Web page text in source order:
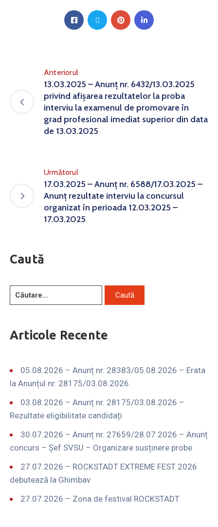
Anteriorul
13.03.2025 – Anunț nr. 6432/13.03.2025
privind afișarea rezultatelor la proba
interviu la examenul de promovare în
grad profesional imediat superior din data
de 13.03.2025
Următorul
17.03.2025 – Anunț nr. 6588/17.03.2025 –
Anunț rezultate interviu la concursul
organizat în perioada 12.03.2025 –
17.03.2025
Caută
Articole Recente
05.08.2026 – Anunț nr. 28383/05.08.2026 – Erata
la Anunțul nr. 28175/03.08.2026
03.08.2026 – Anunț nr. 28175/03.08.2026 –
Rezultate eligibilitate candidați
30.07.2026 – Anunț nr. 27659/28.07.2026 – Anunț
concurs – Șef SVSU – Organizare susținere probe
27.07.2026 – ROCKSTADT EXTREME FEST 2026
debutează la Ghimbav
27.07.2026 – Zona de festival ROCKSTADT